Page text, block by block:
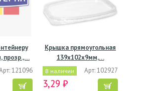
прозр.,…
121096
Крышка прямоугольная
139х102х9мм,…
В наличии Арт: 102927
3,29 ₽